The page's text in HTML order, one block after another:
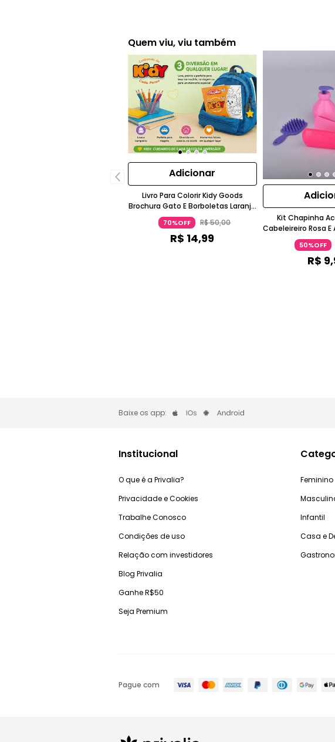
Quem viu, viu também
Adicionar
Livro Para Colorir Kidy Goods
Brochura Gato E Borboletas Laranja
3-4 Anos Kidy
70%OFF R$50,00
R$ 14,99
Kit Chapinha
Cabeleireiro Rosa E
50%OFF
R$ 9,
Baixe os app:
Institucional
O que é a Privalia?
Privacidade e Cookies
Trabalhe Conosco
Condições de uso
Relação com investidores
Blog Privalia
Ganhe R$50
Seja Premium
Feminino
Infantil
Casa e
Pague com